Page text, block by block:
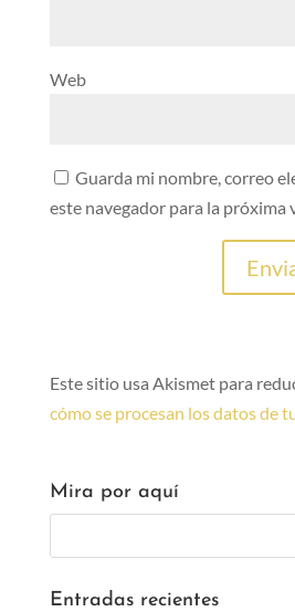
Web
Guarda mi nombre, correo
este navegador para la próxima
Este sitio usa Akismet para
cómo se procesan los datos de
Mira por aquí
Entradas recientes